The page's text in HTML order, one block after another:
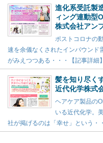
進化系受託製
ィング連動型
株式会社アン
ポストコロナの
速を余儀なくされたインバウンド
がみえつつある・・・【記事詳細】
髪を知り尽く
近代化学株式
ヘアケア製品の
いる近代化学。
社が掲げるのは「幸せ」という・